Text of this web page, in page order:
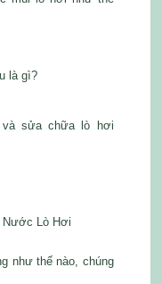
là gì?
và sửa chữa lò hơi
Nước Lò Hơi
như thế nào, chúng